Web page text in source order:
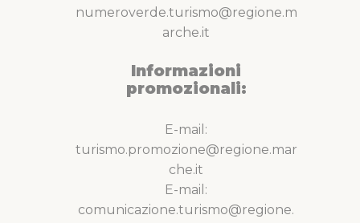
numeroverde.turismo@regione.m
arche.it
Informazioni
promozionali:
E-mail:
turismo.promozione@regione.mar
che.it
E-mail:
comunicazione.turismo@regione.